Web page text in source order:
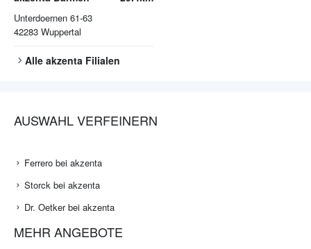
Unterdoernen 61-63
42283 Wuppertal
Alle akzenta Filialen
AUSWAHL VERFEINERN
Ferrero bei akzenta
Storck bei akzenta
Dr. Oetker bei akzenta
MEHR ANGEBOTE